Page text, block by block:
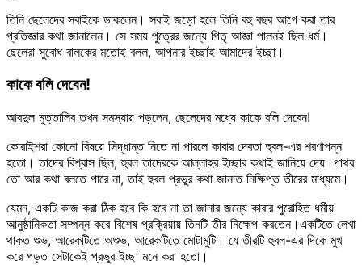
তিনি ছেলেদের সবাইকে ডাকলেন। সবাই জড়ো হলে তিনি বহু বছর আগে করা তার
প্রতিজ্ঞার কথা জানালেন। সে সময় পুত্রের জন্যে পিতৃ আজ্ঞা পালনই ছিল ধর্ম।
ছেলেরা সুবোধ বালকের মতোই বলল, আপনার ইচ্ছাই আমাদের ইচ্ছা।
কাকে বলি দেবেন!
আবদুল মুত্তালিব তখন সমস্যায় পড়লেন, ছেলেদের মধ্যে কাকে বলি দেবেন!
কোরাইশরা কোনো বিষয়ে সিদ্ধান্ত নিতে না পারলে কাবার দেবতা হুবল-এর শরণাপন্ন
হতো। তাদের বিশ্বাস ছিল, হুবল তাদেরকে আল্লাহর ইচ্ছার কথাই জানিয়ে দেয়।পাথর
তো আর কথা বলতে পারে না, তাই হুবল প্রভুর কথা জানাত নিক্ষিপ্ত তীরের মাধ্যমে।
যেমন, একটি কাজ করা ঠিক হবে কি হবে না তা জানার জন্যে কাবার পুরোহিত ধর্মীয়
আনুষ্ঠানিকতা সম্পন্ন করে বিশেষ প্রক্রিয়ায় তিনটি তীর নিক্ষেপ করতেন।একটিতে লেখা
থাকত শুভ, আরেকটিতে অশুভ, আরেকটিতে মোটামুটি। যে তীরটি হুবল-এর দিকে মুখ
করে পড়ত সেটাকেই প্রভুর ইচ্ছা মনে করা হতো।